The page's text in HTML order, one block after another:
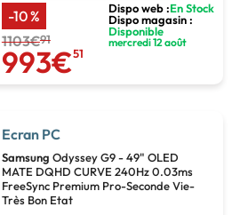
-10 %
1103€91
993€51
Dispo web :En Stock
Dispo magasin :
Disponible
mercredi 12 août
Ecran PC
Samsung Odyssey G9 - 49" OLED
MATE DQHD CURVE 240Hz 0.03ms
FreeSync Premium Pro-Seconde Vie-
Très Bon Etat